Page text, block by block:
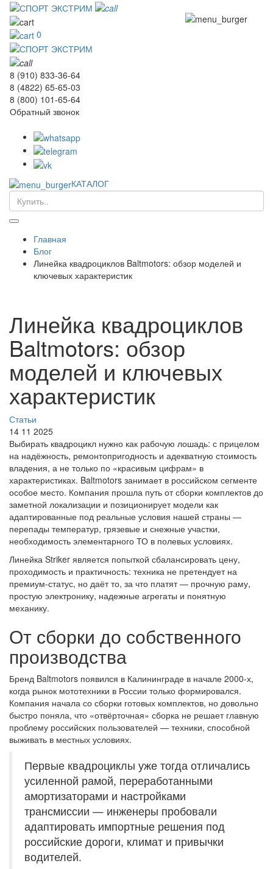
0
8 (910) 833-36-64
8 (4822) 65-65-03
8 (800) 101-65-64
Обратный звонок
КАТАЛОГ
Главная
Блог
Линейка квадроциклов Baltmotors: обзор моделей и
ключевых характеристик
Линейка квадроциклов
Baltmotors: обзор
моделей и ключевых
характеристик
Статьи
14 11 2025
Выбирать квадроцикл нужно как рабочую лошадь: с прицелом
на надёжность, ремонтопригодность и адекватную стоимость
владения, а не только по «красивым цифрам» в
характеристиках. Baltmotors занимает в российском сегменте
особое место. Компания прошла путь от сборки комплектов до
заметной локализации и позиционирует модели как
адаптированные под реальные условия нашей страны —
перепады температур, грязевые и снежные участки,
необходимость элементарного ТО в полевых условиях.
Линейка Striker является попыткой сбалансировать цену,
проходимость и практичность: техника не претендует на
премиум-статус, но даёт то, за что платят — прочную раму,
простую электронику, надежные агрегаты и понятную
механику.
От сборки до собственного
производства
Бренд Baltmotors появился в Калининграде в начале 2000-х,
когда рынок мототехники в России только формировался.
Компания начала со сборки готовых комплектов, но довольно
быстро поняла, что «отвёрточная» сборка не решает главную
проблему российских пользователей — техники, способной
выживать в местных условиях.
Первые квадроциклы уже тогда отличались
усиленной рамой, переработанными
амортизаторами и настройками
трансмиссии — инженеры пробовали
адаптировать импортные решения под
российские дороги, климат и привычки
водителей.